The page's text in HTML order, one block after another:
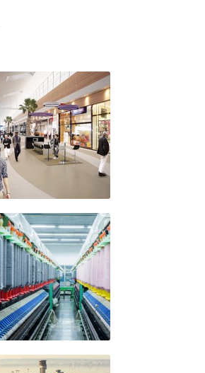
Commerces,
Centres
Commerciaux et
Grande
Distribution
Industrie